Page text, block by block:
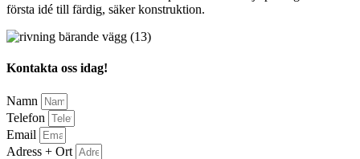
första idé till färdig, säker konstruktion.
Kontakta oss idag!
Namn
Telefon
Email
Adress + Ort